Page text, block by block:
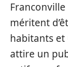
méritent
habitants et
attire un